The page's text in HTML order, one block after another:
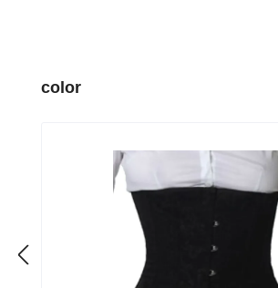
Spring produktgalleriet over
color